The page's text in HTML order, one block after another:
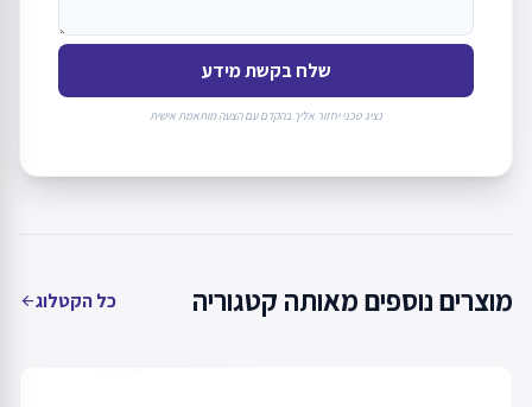
שלח בקשת מידע
נציג טכני יחזור אליך בהקדם עם הצעה מותאמת אישית
מוצרים נוספים מאותה קטגוריה כל הקטלוגarrow_back